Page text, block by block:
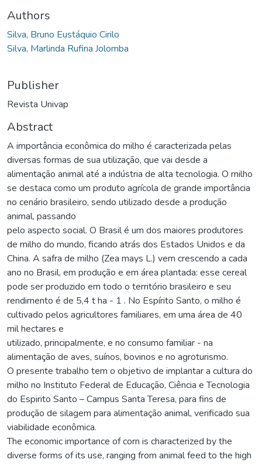
Authors
Silva, Bruno Eustáquio Cirilo
Silva, Marlinda Rufina Jolomba
Publisher
Revista Univap
Abstract
A importância econômica do milho é caracterizada pelas
diversas formas de sua utilização, que vai desde a
alimentação animal até a indústria de alta tecnologia. O milho
se destaca como um produto agrícola de grande importância
no cenário brasileiro, sendo utilizado desde a produção
animal, passando
pelo aspecto social. O Brasil é um dos maiores produtores
de milho do mundo, ficando atrás dos Estados Unidos e da
China. A safra de milho (Zea mays L.) vem crescendo a cada
ano no Brasil, em produção e em área plantada: esse cereal
pode ser produzido em todo o território brasileiro e seu
rendimento é de 5,4 t ha - 1 . No Espírito Santo, o milho é
cultivado pelos agricultores familiares, em uma área de 40
mil hectares e
utilizado, principalmente, e no consumo familiar - na
alimentação de aves, suínos, bovinos e no agroturismo.
O presente trabalho tem o objetivo de implantar a cultura do
milho no Instituto Federal de Educação, Ciência e Tecnologia
do Espirito Santo – Campus Santa Teresa, para fins de
produção de silagem para alimentação animal, verificado sua
viabilidade econômica.
The economic importance of corn is characterized by the
diverse forms of its use, ranging from animal feed to the high